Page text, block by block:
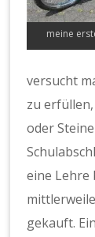
meine
versucht
zu
oder
eine Lehre
gekauft.